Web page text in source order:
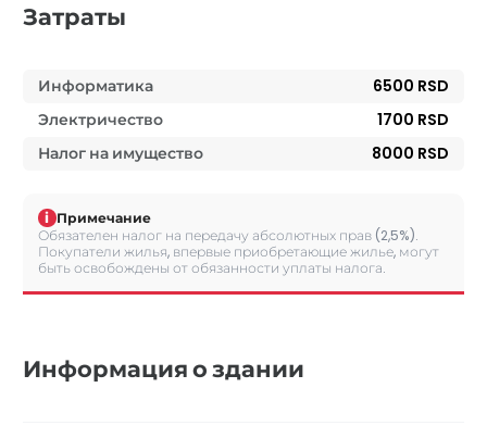
Затраты
Информатика
6500 RSD
Электричество
1700 RSD
Налог на имущество
8000 RSD
i Примечание
Обязателен налог на передачу абсолютных прав (2,5%).
Покупатели жилья, впервые приобретающие жилье, могут
быть освобождены от обязанности уплаты налога.
Информация о здании